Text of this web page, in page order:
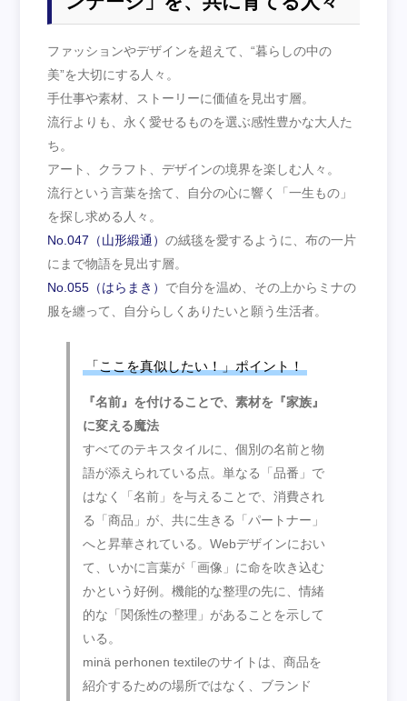
ファッションやデザインを超えて、“暮らしの中の
美”を大切にする人々。
手仕事や素材、ストーリーに価値を見出す層。
流行よりも、永く愛せるものを選ぶ感性豊かな大人た
ち。
アート、クラフト、デザインの境界を楽しむ人々。
流行という言葉を捨て、自分の心に響く「一生もの」
を探し求める人々。
No.047（山形緞通）の絨毯を愛するように、布の一片
にまで物語を見出す層。
No.055（はらまき） で自分を温め、その上からミナの
服を纏って、自分らしくありたいと願う生活者。
「ここを真似したい！」ポイント！
『名前』を付けることで、素材を『家族』
に変える魔法
すべてのテキスタイルに、個別の名前と物
語が添えられている点。単なる「品番」で
はなく「名前」を与えることで、消費され
る「商品」が、共に生きる「パートナー」
へと昇華されている。Webデザインにおい
て、いかに言葉が「画像」に命を吹き込む
かという好例。機能的な整理の先に、情緒
的な「関係性の整理」があることを示して
いる。
minä perhonen textileのサイトは、商品を
紹介するための場所ではなく、ブランド